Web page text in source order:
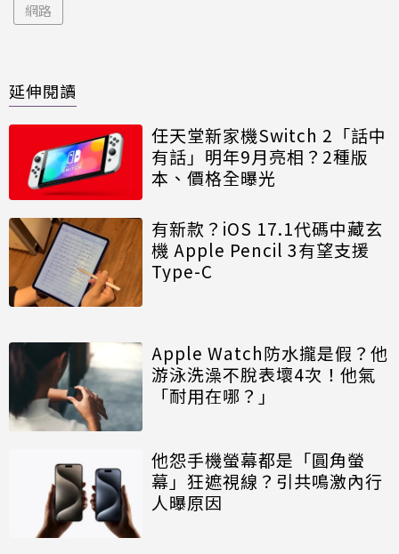
網路
延伸閱讀
任天堂新家機Switch 2「話中
有話」明年9月亮相？2種版
本、價格全曝光
有新款？iOS 17.1代碼中藏玄
機 Apple Pencil 3有望支援
Type-C
Apple Watch防水攏是假？他
游泳洗澡不脫表壞4次！他氣
「耐用在哪？」
他怨手機螢幕都是「圓角螢
幕」狂遮視線？引共鳴激內行
人曝原因